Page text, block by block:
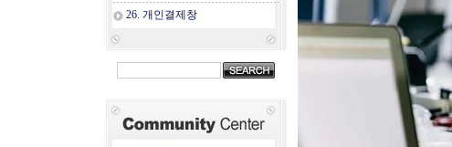
26. 개인결제창